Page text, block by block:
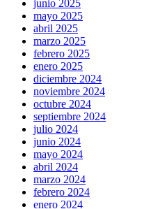
junio 2025
mayo 2025
abril 2025
marzo 2025
febrero 2025
enero 2025
diciembre 2024
noviembre 2024
octubre 2024
septiembre 2024
julio 2024
junio 2024
mayo 2024
abril 2024
marzo 2024
febrero 2024
enero 2024